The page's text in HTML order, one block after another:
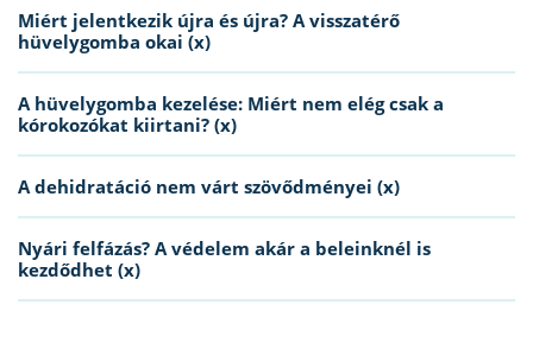
Miért jelentkezik újra és újra? A visszatérő
hüvelygomba okai (x)
A hüvelygomba kezelése: Miért nem elég csak a
kórokozókat kiirtani? (x)
A dehidratáció nem várt szövődményei (x)
Nyári felfázás? A védelem akár a beleinknél is
kezdődhet (x)